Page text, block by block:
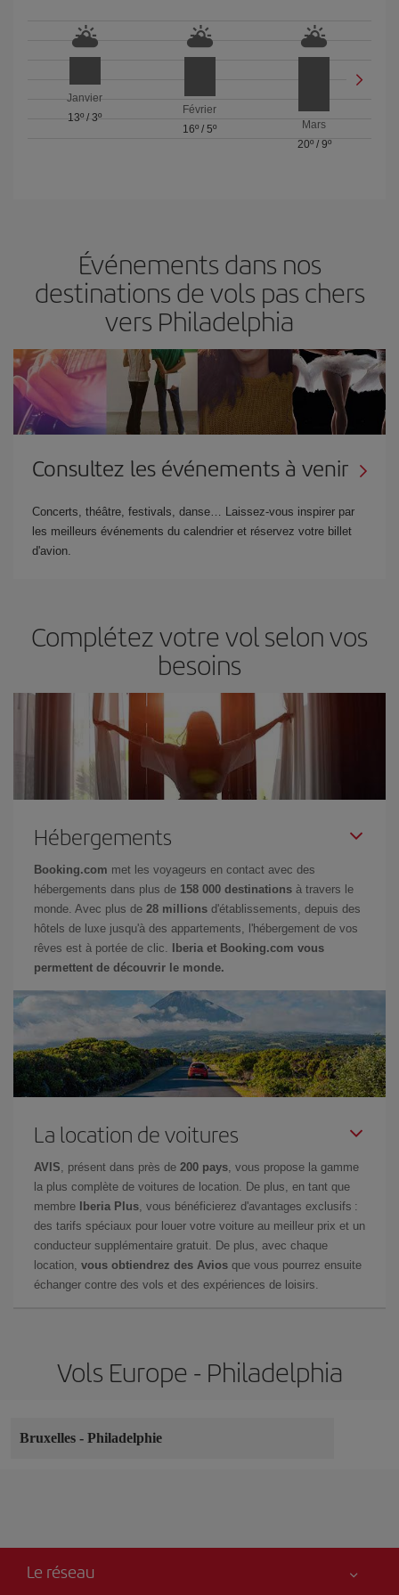
Janvier
13º /3º
Février
16º / 5º
Mars
20º/ 9º
Événements dans nos
destinations de vols pas chers
vers Philadelphia
Consultez les événements à venir
Concerts, théâtre, festivals, danse… Laissez-vous inspirer par
les meilleurs événements du calendrier et réservez votre billet
d'avion.
Complétez votre vol selon vos
besoins
Hébergements
Booking.com met les voyageurs en contact avec des
hébergements dans plus de 158 000 destinations à travers le
monde. Avec plus de 28 millions d'établissements, depuis des
hôtels de luxe jusqu'à des appartements, l'hébergement de vos
rêves est à portée de clic.
Iberia et Booking.com vous
permettent de découvrir le monde.
La location de voitures
AVIS , présent dans près de 200 pays , vous propose la gamme
la plus complète de voitures de location. De plus, en tant que
membre
Iberia Plus , vous bénéficierez d'avantages exclusifs :
des tarifs spéciaux pour louer votre voiture au meilleur prix et un
conducteur supplémentaire gratuit. De plus, avec chaque
location, vous obtiendrez des Avios que vous pourrez ensuite
échanger contre des vols et des expériences de loisirs.
Vols Europe - Philadelphia
Bruxelles - Philadelphie
Le réseau